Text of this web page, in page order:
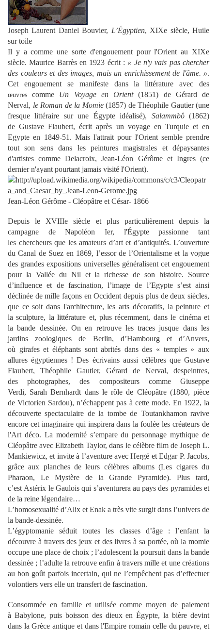
Joseph Laurent Daniel Bouvier, L’Égyptien, XIXe siècle, Huile
sur toile
Il y a comme une sorte d'engouement pour l'Orient au XIXe
siècle. Maurice Barrès en 1923 écrit : « Je n'y vais pas chercher
des couleurs et des images, mais un enrichissement de l'âme. ».
Cet engouement se manifeste dans la littérature avec des
œuvres comme Un Voyage en Orient(1851) de Gérard de
Nerval, le Roman de la Momie(1857) de Théophile Gautier (une
fresque littéraire sur une Égypte idéalisé), Salammbô(1862)
de Gustave Flaubert, écrit après un voyage en Turquie et en
Egypte en 1849-51. Mais l'attrait pour l'Orient semble prendre
tout son sens dans les peintures magistrales et dépaysantes
d'artistes comme Delacroix, Jean-Léon Gérôme et Ingres (ce
dernier n'ayant pourtant jamais visité l'Orient).
Jean-Léon Gérôme - Cléopâtre et César- 1866
Depuis le XVIIIe siècle et plus particulièrement depuis la
campagne de Napoléon Ier, l'Égypte passionne tant
les chercheurs que les amateurs d’art et d’antiquités. L’ouverture
du Canal de Suez en 1869, l’essor de l’Orientalisme et la vogue
des grandes expositions universelles généralisent cet engouement
pour la Vallée du Nil et la richesse de son histoire. Source
d’influence et de fascination, l’image de l’Egypte s’est ainsi
déclinée de mille façons en Occident depuis plus de deux siècles,
que ce soit dans l'architecture, les arts décoratifs, la peinture et
la sculpture, la littérature et, plus récemment, dans le cinéma et
la bande dessinée. On en retrouve les traces jusque dans les
jardins zoologiques de Berlin, d’Hambourg et d’Anvers,
où girafes et éléphants sont abrités dans des « temples » aux
allures égyptiennes ! Des écrivains aussi célèbres que Gustave
Flaubert, Théophile Gautier, Gérard de Nerval, despeintres,
des photographes, des compositeurs comme Giuseppe
Verdi, Sarah Bernhardt dans le rôle de Cléopâtre (1880, pièce
de Victorien Sardou), n’échappent pas à cette mode. En 1922, la
découverte spectaculaire de la tombe de Toutankhamon ravive
encore cet imaginaire qui inspirera dans la foulée les créateurs de
l'Art déco. La modernité s’empare du personnage mythique de
Cléopâtre avec Elizabeth Taylor, dans le célèbre film de Joseph L.
Mankiewicz, et invite à l’aventure avec Hergé et Edgar P. Jacobs,
grâce aux planches de leurs célèbres albums (Les cigares du
Pharaon, Le Mystère de la Grande Pyramide). Plus tard,
c’est Astérix le Gaulois qui s’aventurera au pays des pyramides et
de la reine légendaire…
L’homosexualité d’Alix et Enak a très vite surgit dans l’univers de
la bande-dessinée.
L’égyptomanie séduit toutes les classes d’âge : l’enfant la
découvre à travers des jeux et des livres à sa portée, où la momie
occupe une place de choix ; l’adolescent la poursuit dans la bande
dessinée ; l’adulte la retrouve enfin à travers mille et une créations
au bon goût parfois incertain, qui ne l’empêchent pas d’effectuer
volontiers vers elle un transfert de fascination.
Consommée en famille et utilisée comme moyen de paiement
à Babylone, puis boisson des dieux en Égypte, la bière devint
dans la Grèce antique et dans l'Empire romain celle du pauvre, et